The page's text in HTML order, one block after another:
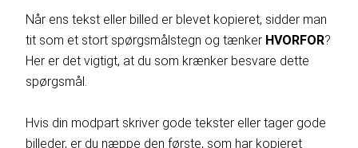
Når ens tekst eller billed er blevet kopieret, sidder man
tit som et stort spørgsmålstegn og tænker HVORFOR?
Her er det vigtigt, at du som krænker besvare dette
spørgsmål.
Hvis din modpart skriver gode tekster eller tager gode
billeder, er du næppe den første, som har kopieret